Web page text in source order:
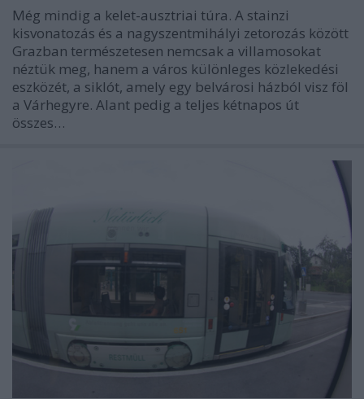
Még mindig a kelet-ausztriai túra. A stainzi
kisvonatozás és a nagyszentmihályi zetorozás között
Grazban természetesen nemcsak a villamosokat
néztük meg, hanem a város különleges közlekedési
eszközét, a siklót, amely egy belvárosi házból visz föl
a Várhegyre. Alant pedig a teljes kétnapos út
összes…